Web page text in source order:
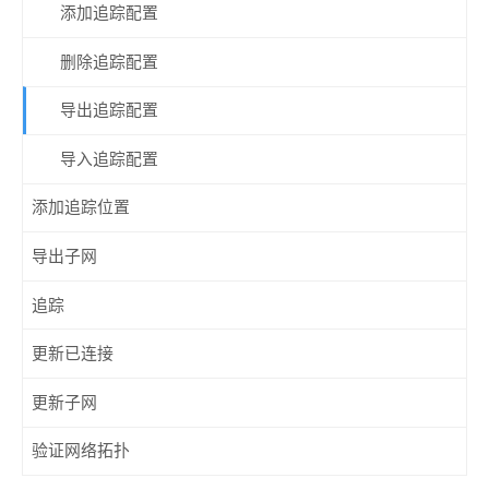
添加追踪配置
删除追踪配置
导出追踪配置
导入追踪配置
添加追踪位置
导出子网
追踪
更新已连接
更新子网
验证网络拓扑